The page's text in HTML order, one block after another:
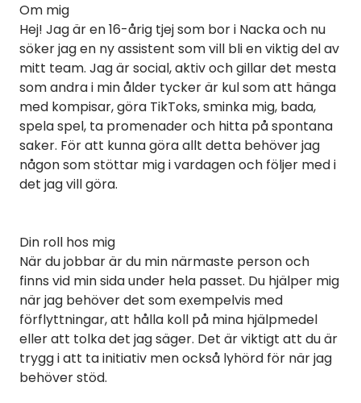
Om mig
Hej! Jag är en 16-årig tjej som bor i Nacka och nu
söker jag en ny assistent som vill bli en viktig del av
mitt team. Jag är social, aktiv och gillar det mesta
som andra i min ålder tycker är kul som att hänga
med kompisar, göra TikToks, sminka mig, bada,
spela spel, ta promenader och hitta på spontana
saker. För att kunna göra allt detta behöver jag
någon som stöttar mig i vardagen och följer med i
det jag vill göra.
Din roll hos mig
När du jobbar är du min närmaste person och
finns vid min sida under hela passet. Du hjälper mig
när jag behöver det som exempelvis med
förflyttningar, att hålla koll på mina hjälpmedel
eller att tolka det jag säger. Det är viktigt att du är
trygg i att ta initiativ men också lyhörd för när jag
behöver stöd.